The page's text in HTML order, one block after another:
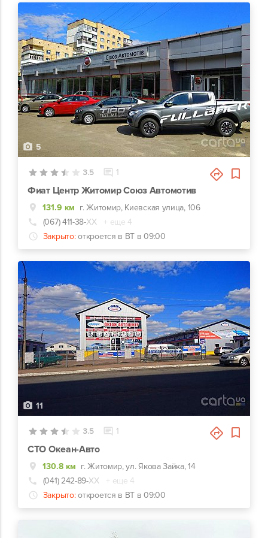
5
3.5 1
Фиат Центр Житомир Союз Автомотив
131.9 км г. Житомир, Киевская улица, 106
(067) 411-38-ХХ
+ еще 4
Закрыто: откроется в ВТ в 09:00
11
3.5 1
СТО Океан-Авто
130.8 км г. Житомир, ул. Якова Зайка, 14
(041) 242-89-ХХ
+ еще 4
Закрыто: откроется в ВТ в 09:00